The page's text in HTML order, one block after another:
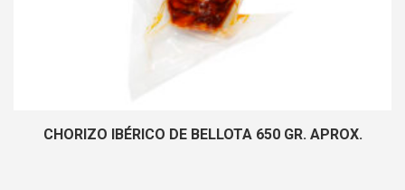
CHORIZO IBÉRICO DE BELLOTA 650 GR. APROX.